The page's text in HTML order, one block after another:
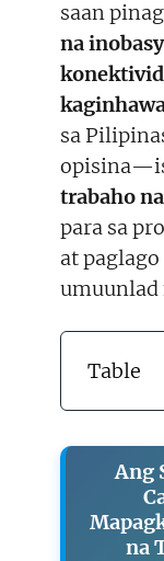
r
)
saan
na
sa
trabaho
para sa
at
umuunlad
Table
Ang
na